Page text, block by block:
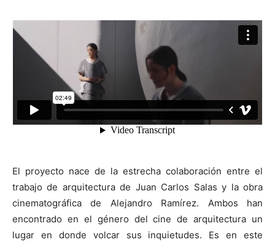
El proyecto nace de la estrecha colaboración entre el
trabajo de arquitectura de Juan Carlos Salas y la obra
cinematográfica de Alejandro Ramírez. Ambos han
encontrado en el género del cine de arquitectura un
lugar en donde volcar sus inquietudes. Es en este